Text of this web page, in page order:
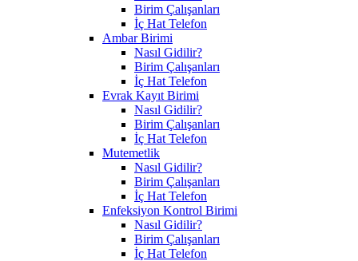
Birim Çalışanları
İç Hat Telefon
Ambar Birimi
Nasıl Gidilir?
Birim Çalışanları
İç Hat Telefon
Evrak Kayıt Birimi
Nasıl Gidilir?
Birim Çalışanları
İç Hat Telefon
Mutemetlik
Nasıl Gidilir?
Birim Çalışanları
İç Hat Telefon
Enfeksiyon Kontrol Birimi
Nasıl Gidilir?
Birim Çalışanları
İç Hat Telefon